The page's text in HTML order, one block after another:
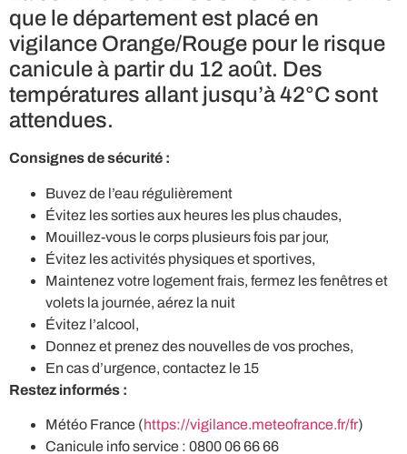
que le département est placé en
vigilance Orange/Rouge pour le risque
canicule à partir du 12 août. Des
températures allant jusqu’à 42°C sont
attendues.
Consignes de sécurité :
Buvez de l’eau régulièrement
Évitez les sorties aux heures les plus chaudes,
Mouillez-vous le corps plusieurs fois par jour,
Évitez les activités physiques et sportives,
Maintenez votre logement frais, fermez les fenêtres et
volets la journée, aérez la nuit
Évitez l’alcool,
Donnez et prenez des nouvelles de vos proches,
En cas d’urgence, contactez le 15
Restez informés :
Météo France (https://vigilance.meteofrance.fr/fr)
Canicule info service : 0800 06 66 66